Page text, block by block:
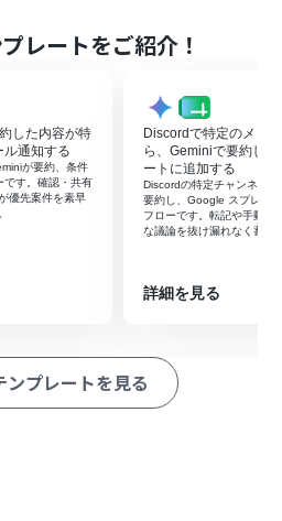
、Gemini、DiscordをYoomと
というアクションを設定します。
ンでGoogle Driveの「ファイルを
クションを設定し、トリガーで検知
ます。
ァイルをアップロード」アクショ
ードしたファイルをアップロード
し、プロンプトに沿って画像の内
稿します。
のきっかけとなるアクション、「オ
レートをご紹介！
した内容が特
ル通知する
が要約、条件
です。確認・共有
優先案件を素早
Discordで特定のメッ
ら、Geminiで要約し
ートに追加する
Discordの特定チャンネル
要約し、Google スプレッ
フローです。転記や手動整
な議論を抜け漏れなく蓄積
詳細を見る
ンプレートを見る